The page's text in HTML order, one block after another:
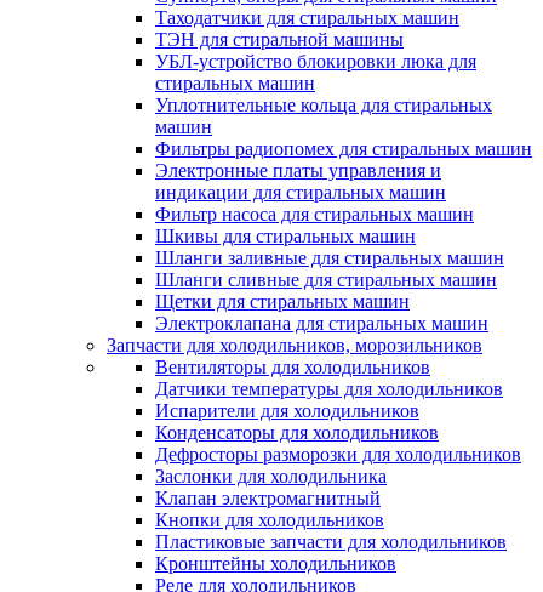
Таходатчики для стиральных машин
ТЭН для стиральной машины
УБЛ-устройство блокировки люка для
стиральных машин
Уплотнительные кольца для стиральных
машин
Фильтры радиопомех для стиральных машин
Электронные платы управления и
индикации для стиральных машин
Фильтр насоса для стиральных машин
Шкивы для стиральных машин
Шланги заливные для стиральных машин
Шланги сливные для стиральных машин
Щетки для стиральных машин
Электроклапана для стиральных машин
Запчасти для холодильников, морозильников
Вентиляторы для холодильников
Датчики температуры для холодильников
Испарители для холодильников
Конденсаторы для холодильников
Дефросторы разморозки для холодильников
Заслонки для холодильника
Клапан электромагнитный
Кнопки для холодильников
Пластиковые запчасти для холодильников
Кронштейны холодильников
Реле для холодильников